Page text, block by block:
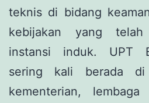
teknis di bidang
kebijakan yang
instansi induk. UPT
sering kali berada di
kementerian,